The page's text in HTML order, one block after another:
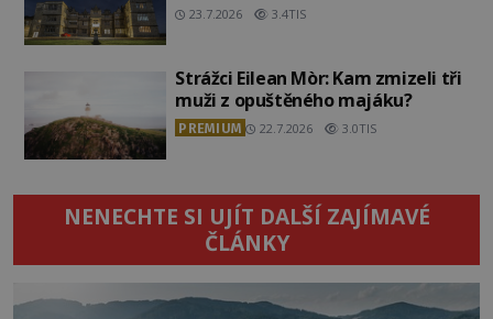
23.7.2026 3.4TIS
Strážci Eilean Mòr: Kam zmizeli tři
muži z opuštěného majáku?
PREMIUM 22.7.2026 3.0TIS
NENECHTE SI UJÍT DALŠÍ ZAJÍMAVÉ
ČLÁNKY